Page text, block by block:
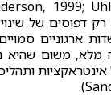
דפוסים של
ארגוניים
משום שהיא